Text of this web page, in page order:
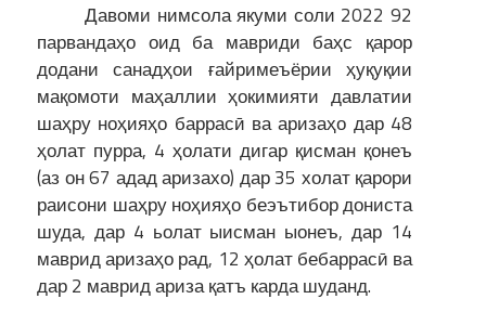
Давоми нимсола якуми соли 2022 92
парвандаҳо оид ба мавриди баҳс қарор
додани санадҳои ғайримеъёрии ҳуқуқии
мақомоти маҳаллии ҳокимияти давлатии
шаҳру ноҳияҳо баррасӣ ва аризаҳо дар 48
ҳолат пурра, 4 ҳолати дигар қисман қонеъ
(аз он 67 адад аризахо) дар 35 холат қарори
раисони шаҳру ноҳияҳо беэътибор дониста
шуда, дар 4 ьолат ыисман ыонеъ, дар 14
маврид аризаҳо рад, 12 ҳолат бебаррасӣ ва
дар 2 маврид ариза қатъ карда шуданд.